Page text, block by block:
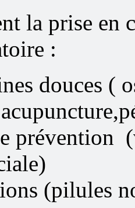
la prise en
:
douces (
prévention
(pilules